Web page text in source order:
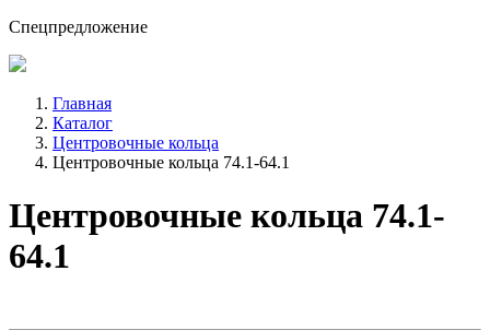
Спецпредложение
Главная
Каталог
Центровочные кольца
Центровочные кольца 74.1-64.1
Центровочные кольца 74.1-
64.1